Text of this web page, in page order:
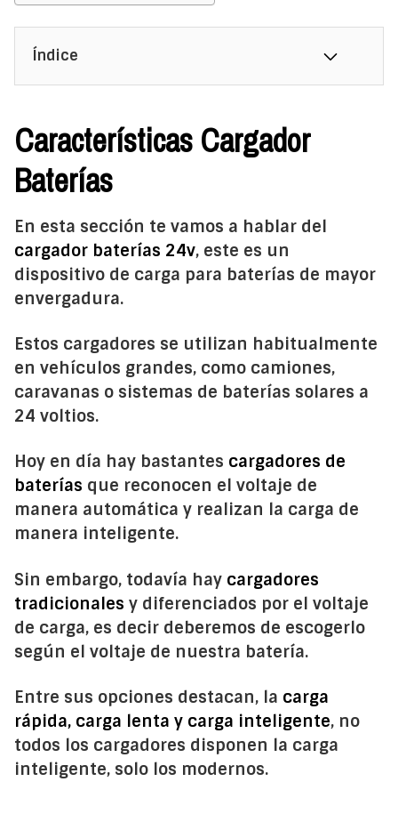
Índice
Características Cargador
Baterías
En esta sección te vamos a hablar del
cargador baterías 24v, este es un
dispositivo de carga para baterías de mayor
envergadura.
Estos cargadores se utilizan habitualmente
en vehículos grandes, como camiones,
caravanas o sistemas de baterías solares a
24 voltios.
Hoy en día hay bastantes cargadores de
baterías que reconocen el voltaje de
manera automática y realizan la carga de
manera inteligente.
Sin embargo, todavía hay cargadores
tradicionales y diferenciados por el voltaje
de carga, es decir deberemos de escogerlo
según el voltaje de nuestra batería.
Entre sus opciones destacan, la carga
rápida, carga lenta y carga inteligente, no
todos los cargadores disponen la carga
inteligente, solo los modernos.